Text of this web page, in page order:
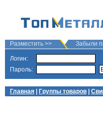
Разместить >> Забыли
Логин:
Пароль:
Главная Группы товаров